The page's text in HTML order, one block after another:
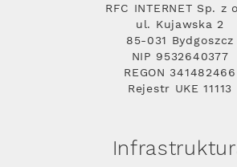
RFC INTERNET Sp. z
ul. Kujawska 2
85-031 Bydgoszcz
NIP 9532640377
REGON 341482466
Rejestr UKE 11113